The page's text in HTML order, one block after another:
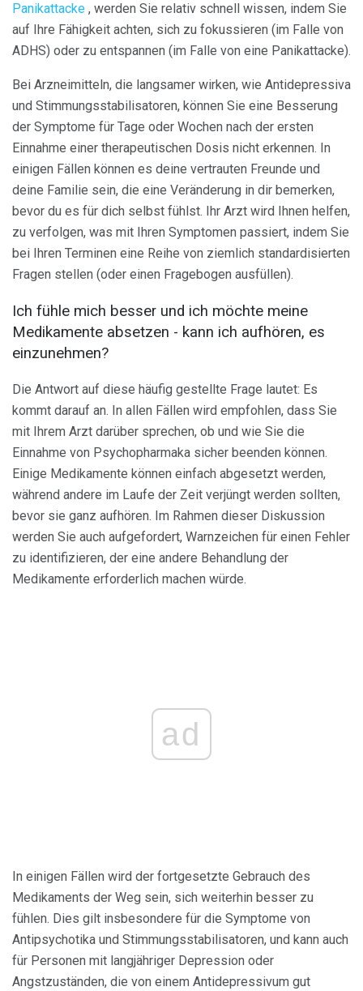
Panikattacke , werden Sie relativ schnell wissen, indem Sie
auf Ihre Fähigkeit achten, sich zu fokussieren (im Falle von
ADHS) oder zu entspannen (im Falle von eine Panikattacke).
Bei Arzneimitteln, die langsamer wirken, wie Antidepressiva
und Stimmungsstabilisatoren, können Sie eine Besserung
der Symptome für Tage oder Wochen nach der ersten
Einnahme einer therapeutischen Dosis nicht erkennen. In
einigen Fällen können es deine vertrauten Freunde und
deine Familie sein, die eine Veränderung in dir bemerken,
bevor du es für dich selbst fühlst. Ihr Arzt wird Ihnen helfen,
zu verfolgen, was mit Ihren Symptomen passiert, indem Sie
bei Ihren Terminen eine Reihe von ziemlich standardisierten
Fragen stellen (oder einen Fragebogen ausfüllen).
Ich fühle mich besser und ich möchte meine
Medikamente absetzen - kann ich aufhören, es
einzunehmen?
Die Antwort auf diese häufig gestellte Frage lautet: Es
kommt darauf an. In allen Fällen wird empfohlen, dass Sie
mit Ihrem Arzt darüber sprechen, ob und wie Sie die
Einnahme von Psychopharmaka sicher beenden können.
Einige Medikamente können einfach abgesetzt werden,
während andere im Laufe der Zeit verjüngt werden sollten,
bevor sie ganz aufhören. Im Rahmen dieser Diskussion
werden Sie auch aufgefordert, Warnzeichen für einen Fehler
zu identifizieren, der eine andere Behandlung der
Medikamente erforderlich machen würde.
ad
In einigen Fällen wird der fortgesetzte Gebrauch des
Medikaments der Weg sein, sich weiterhin besser zu
fühlen. Dies gilt insbesondere für die Symptome von
Antipsychotika und Stimmungsstabilisatoren, und kann auch
für Personen mit langjähriger Depression oder
Angstzuständen, die von einem Antidepressivum gut